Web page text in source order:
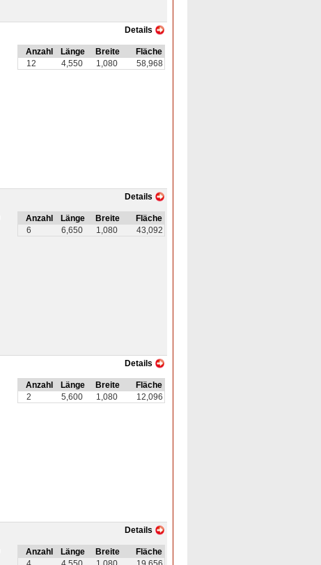
Details
Anzahl Länge Breite
Fläche
12
4,550 1,080 58,968
Details
Anzahl Länge Breite
Fläche
6
6,650 1,080 43,092
Details
Anzahl Länge Breite
Fläche
2
5,600 1,080 12,096
Details
Anzahl Länge Breite
Fläche